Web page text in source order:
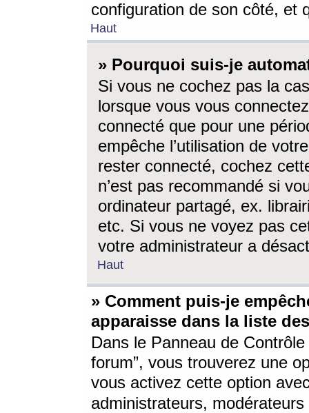
configuration de son côté, et
Haut
» Pourquoi suis-je
Si vous ne cochez pas la
lorsque vous vous
connecté que pour une
empêche l’utilisation de
rester connecté, cochez
n’est pas recommandé si
ordinateur partagé, ex.
etc. Si vous ne voyez pas
votre administrateur a
Haut
» Comment puis-je
apparaisse dans la liste
Dans le Panneau de
forum”, vous trouverez une
vous activez cette option
administrateurs,